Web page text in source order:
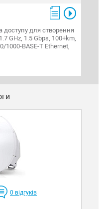
доступу для створення
GHz, 1.5 Gbps, 100+km,
1000-BASE-T Ethernet,
0 відгуків